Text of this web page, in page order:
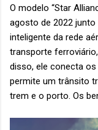
O modelo “Star
agosto de 2022 junto
inteligente da rede
transporte
disso, ele conecta
permite um trânsito
trem e o porto. Os